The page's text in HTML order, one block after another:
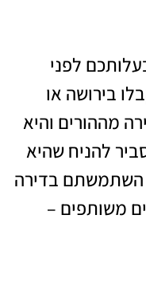
לפני
בירושה או
מההורים והיא
להניח שהיא
השתמשתם בדירה
משותפים –